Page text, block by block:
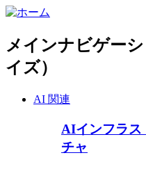
メインナビゲー
イズ）
AI 関連
AIインフラス
チャ